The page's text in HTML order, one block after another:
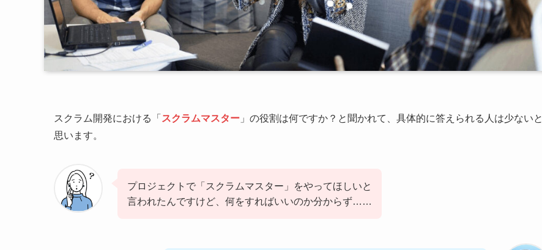
スクラム開発における「 スクラムマスター 」の役割は何ですか？と聞かれて、具体的に答えられる人は少ないと
思います。
プロジェクトで「スクラムマスター」をやってほしいと
言われたんですけど、何をすればいいのか分からず……